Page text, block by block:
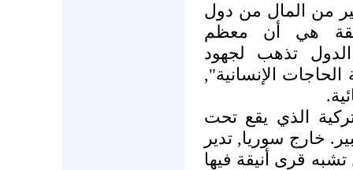
من المال من دول
هي أن معظم
تذهب لجهود
الحاجات الإنسانية",
الذي يقع تحت
خارج سوريا, تدير
قرى أنيقة فيها